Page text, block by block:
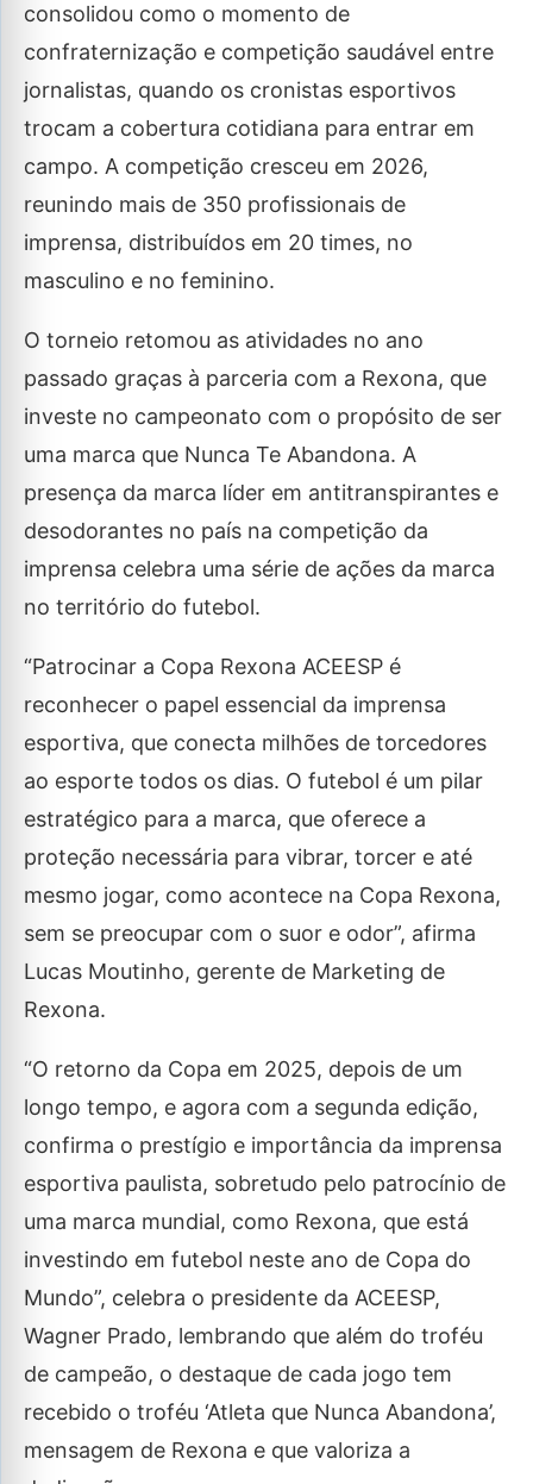
consolidou como o momento de
confraternização e competição saudável entre
jornalistas, quando os cronistas esportivos
trocam a cobertura cotidiana para entrar em
campo. A competição cresceu em 2026,
reunindo mais de 350 profissionais de
imprensa, distribuídos em 20 times, no
masculino e no feminino.
O torneio retomou as atividades no ano
passado graças à parceria com a Rexona, que
investe no campeonato com o propósito de ser
uma marca que Nunca Te Abandona. A
presença da marca líder em antitranspirantes e
desodorantes no país na competição da
imprensa celebra uma série de ações da marca
no território do futebol.
“Patrocinar a Copa Rexona ACEESP é
reconhecer o papel essencial da imprensa
esportiva, que conecta milhões de torcedores
ao esporte todos os dias. O futebol é um pilar
estratégico para a marca, que oferece a
proteção necessária para vibrar, torcer e até
mesmo jogar, como acontece na Copa Rexona,
sem se preocupar com o suor e odor”, afirma
Lucas Moutinho, gerente de Marketing de
Rexona.
“O retorno da Copa em 2025, depois de um
longo tempo, e agora com a segunda edição,
confirma o prestígio e importância da imprensa
esportiva paulista, sobretudo pelo patrocínio de
uma marca mundial, como Rexona, que está
investindo em futebol neste ano de Copa do
Mundo”, celebra o presidente da ACEESP,
Wagner Prado, lembrando que além do troféu
de campeão, o destaque de cada jogo tem
recebido o troféu ‘Atleta que Nunca Abandona’,
mensagem de Rexona e que valoriza a